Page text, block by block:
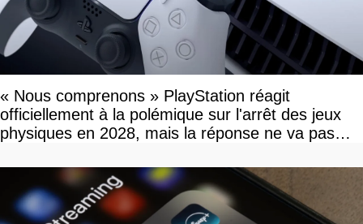
« Nous comprenons » PlayStation réagit
officiellement à la polémique sur l'arrêt des jeux
physiques en 2028, mais la réponse ne va pas